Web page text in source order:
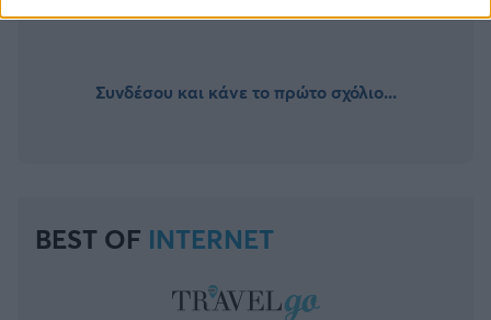
Συνδέσου και κάνε το πρώτο σχόλιο...
BEST OF INTERNET